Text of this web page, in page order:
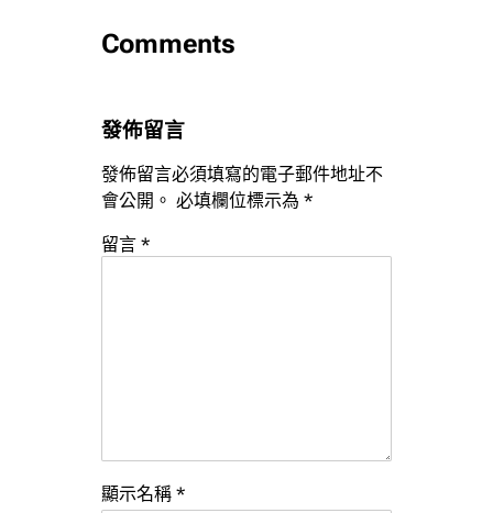
Comments
發佈留言
發佈留言必須填寫的電子郵件地址不
會公開。 必填欄位標示為 *
留言 *
顯示名稱 *